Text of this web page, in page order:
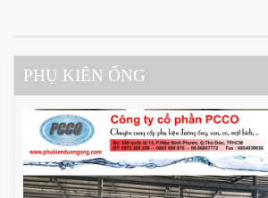
PHỤ KIÊN ỐNG